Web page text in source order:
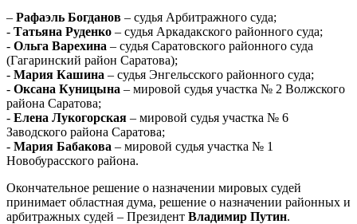
– Рафаэль Богданов – судья Арбитражного суда;
- Татьяна Руденко – судья Аркадакского районного суда;
- Ольга Варехина – судья Саратовского районного суда
(Гагаринский район Саратова);
- Мария Кашина – судья Энгельсского районного суда;
- Оксана Куницына – мировой судья участка № 2 Волжского
района Саратова;
- Елена Лукогорская – мировой судья участка № 6
Заводского района Саратова;
- Мария Бабакова – мировой судья участка № 1
Новобурасского района.
Окончательное решение о назначении мировых судей
принимает областная дума, решение о назначении районных и
арбитражных судей – Президент Владимир Путин.